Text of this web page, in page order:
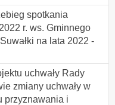
spotkania
r. ws. Gminnego
na lata 2022 -
uchwały Rady
zmiany uchwały w
przyznawania i